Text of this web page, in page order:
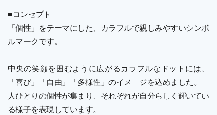
■コンセプト
「個性」をテーマにした、カラフルで親しみやすいシンボ
ルマークです。
中央の笑顔を囲むように広がるカラフルなドットには、
「喜び」「自由」「多様性」のイメージを込めました。一
人ひとりの個性が集まり、それぞれが自分らしく輝いてい
る様子を表現しています。